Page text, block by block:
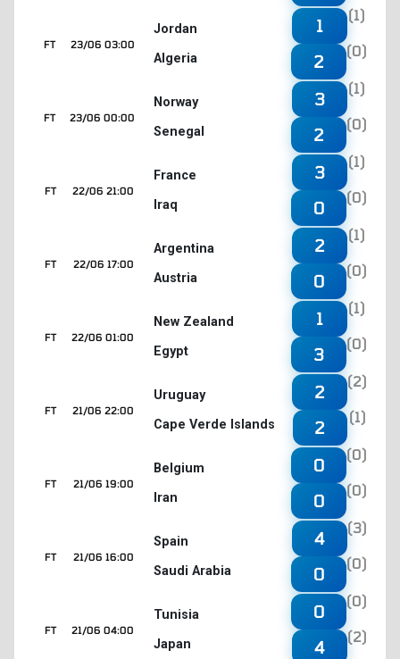
23/06 03:00
FT
Jordan
Algeria
1
(1)
2
(0)
23/06 00:00
FT
Norway
Senegal
3
(1)
2
(0)
22/06 21:00
FT
France
Iraq
3
(1)
0
(0)
22/06 17:00
FT
Argentina
Austria
2
(1)
0
(0)
22/06 01:00
FT
New Zealand
Egypt
1
(1)
3
(0)
21/06 22:00
FT
Uruguay
Cape Verde Islands
2
(2)
2
(1)
21/06 19:00
FT
Belgium
Iran
0
(0)
0
(0)
21/06 16:00
FT
Spain
Saudi Arabia
4
(3)
0
(0)
21/06 04:00
FT
Tunisia
Japan
0
(0)
4
(2)